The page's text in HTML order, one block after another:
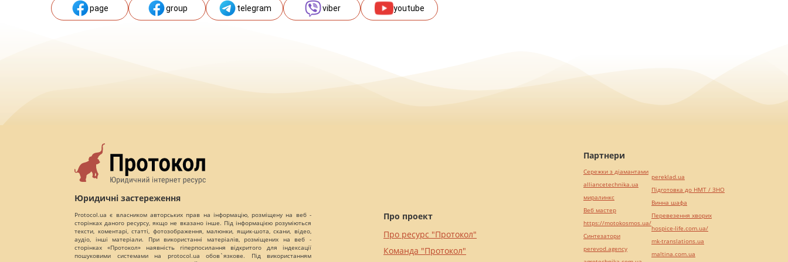
page group telegram viber youtube
Юридичні застереження
Protocol.ua є власником авторських прав на інформацію, розміщену на веб -
сторінках даного ресурсу, якщо не вказано інше. Під інформацією розуміються
тексти, коментарі, статті, фотозображення, малюнки, ящик-шота, скани, відео,
аудіо, інші матеріали. При використанні матеріалів, розміщених на веб -
сторінках «Протокол» наявність гіперпосилання відкритого для індексації
пошуковими системами на protocol.ua обов`язкове. Під використанням
Про проект
Про ресурс "Протокол"
Команда "Протокол"
Партнери
Сережки з діамантами
alliancetechnika.ua
миралинкс
Веб мастер
https://motokosmos.ua/
Синтезатори
perevod.agency
pereklad.ua
Підготовка до НМТ / ЗНО
Винна шафа
Перевезення хворих
hospice-life.com.ua/
mk-translations.ua
maltina.com.ua